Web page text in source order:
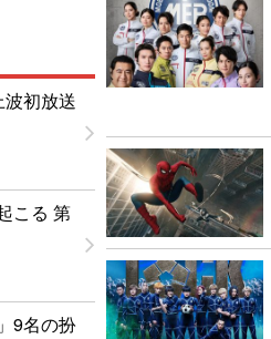
初放送
こる 第
9名の扮